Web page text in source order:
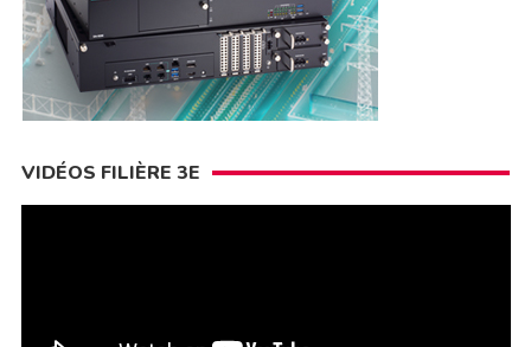
VIDÉOS FILIÈRE 3E